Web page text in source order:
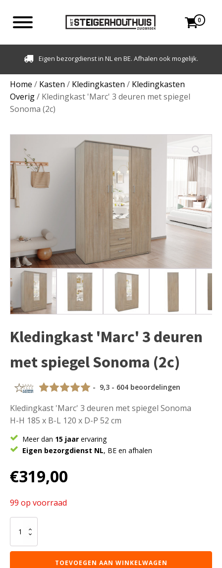
0
Eigen bezorgdienst in NL en BE. Afhalen ook mogelijk.
Home / Kasten / Kledingkasten / Kledingkasten
Overig/ Kledingkast 'Marc' 3 deuren met spiegel
Sonoma (2c)
Kledingkast 'Marc' 3 deuren
met spiegel Sonoma (2c)
- 9,3 - 604 beoordelingen
Kledingkast 'Marc' 3 deuren met spiegel Sonoma
H-H 185 x B-L 120 x D-P 52 cm
Meer dan 15 jaar ervaring
Eigen bezorgdienst NL, BE en afhalen
€319,00
99 op voorraad
'Marc'
3
deuren
TOEVOEGEN AAN WINKELWAGEN